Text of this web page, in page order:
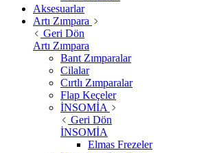
Aksesuarlar
Artı Zımpara
Geri Dön
Artı Zımpara
Bant Zımparalar
Cilalar
Cırtlı Zımparalar
Flap Keçeler
İNSOMİA
Geri Dön
İNSOMİA
Elmas Frezeler